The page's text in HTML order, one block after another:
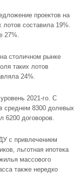
проектов на
составила 19%.
27%.
столичном рынке
таких лотов
24%.
2021-го. С
среднем 8300 долевых
6200 договоров.
с привлечением
льготная ипотека
массового
также нередко